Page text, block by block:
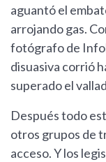
aguantó el
arrojando gas.
fotógrafo de
disuasiva corrió
superado el
Después todo
otros grupos de
acceso. Y los